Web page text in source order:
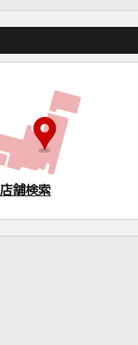
店舗検索